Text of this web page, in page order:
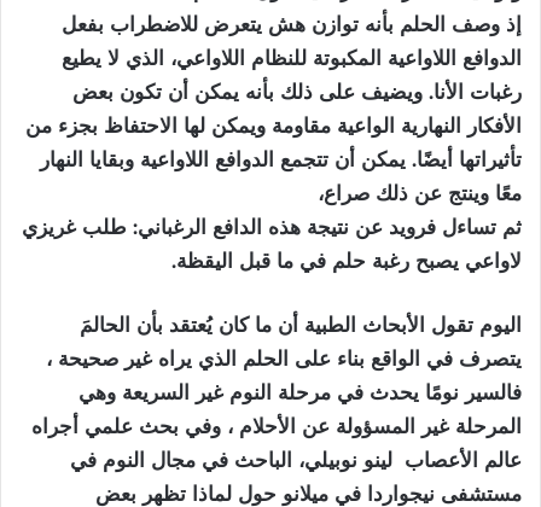
إذ وصف الحلم بأنه توازن هش يتعرض للاضطراب بفعل
الدوافع اللاواعية المكبوتة للنظام اللاواعي، الذي لا يطيع
رغبات الأنا. ويضيف على ذلك بأنه يمكن أن تكون بعض
الأفكار النهارية الواعية مقاومة ويمكن لها الاحتفاظ بجزء من
تأثيراتها أيضًا. يمكن أن تتجمع الدوافع اللاواعية وبقايا النهار
معًا وينتج عن ذلك صراع،
ثم تساءل فرويد عن نتيجة هذه الدافع الرغباني: طلب غريزي
لاواعي يصبح رغبة حلم في ما قبل اليقظة.
اليوم تقول الأبحاث الطبية أن ما كان يُعتقد بأن الحالمَ
يتصرف في الواقع بناء على الحلم الذي يراه غير صحيحة ،
فالسير نومًا يحدث في مرحلة النوم غير السريعة وهي
المرحلة غير المسؤولة عن الأحلام ، وفي بحث علمي أجراه
عالم الأعصاب لينو نوبيلي، الباحث في مجال النوم في
مستشفى نيجواردا في ميلانو حول لماذا تظهر بعض